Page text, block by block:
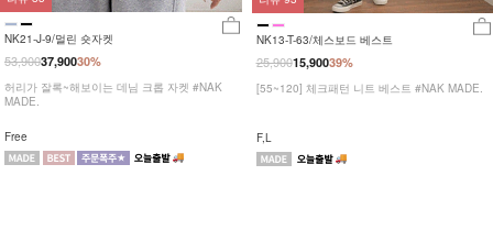
NK21-J-9/멀린 숏자켓
30%
53,90037,900
허리가 잘록~해보이는 데님 크롭 자켓 #NAK
MADE.
Free
NK13-T-63/체스보드 베스트
39%
25,90015,900
[55~120] 체크패턴 니트 베스트 #NAK MADE.
F,L